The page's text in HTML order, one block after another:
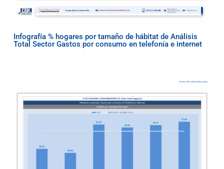
Infografía % hogares por tamaño de hábitat de Análisis
Total Sector Gastos por consumo en telefonía e internet